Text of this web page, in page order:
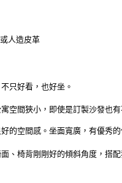
人造皮革
只好看，也好坐。
空間狹小，即使是訂製沙發也
的空間感。坐面寬廣，有優秀
、椅背剛剛好的傾斜角度，搭